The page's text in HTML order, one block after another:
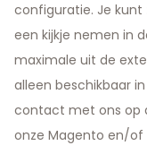
configuratie. Je
een kijkje nemen in
maximale uit de
alleen beschikbaar
contact met ons op
onze Magento en/of